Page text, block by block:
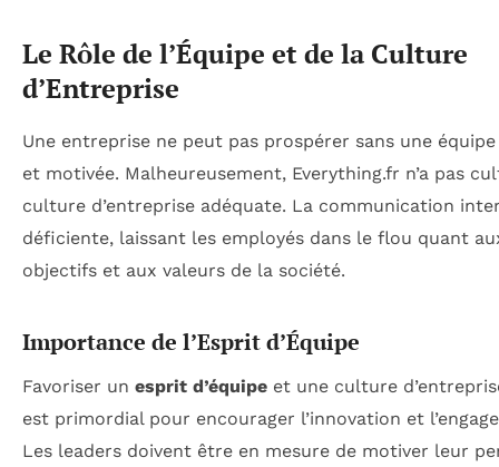
Le Rôle de l’Équipe et de la Culture
d’Entreprise
Une entreprise ne peut pas prospérer sans une
et motivée. Malheureusement, Everything.fr n’a pas
culture d’entreprise adéquate. La communication
déficiente, laissant les employés dans le flou quant
objectifs et aux valeurs de la société.
Importance de l’Esprit d’Équipe
Favoriser un esprit d’équipe et une culture
est primordial pour encourager l’innovation et
Les leaders doivent être en mesure de motiver leur